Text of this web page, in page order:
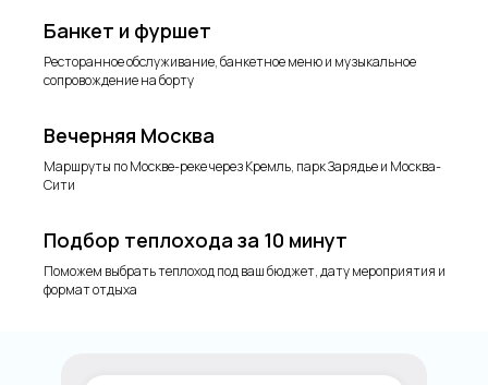
Банкет и фуршет
Ресторанное обслуживание, банкетное меню и музыкальное
сопровождение на борту
Вечерняя Москва
Маршруты по Москве-реке через Кремль, парк Зарядье и Москва-
Сити
Подбор теплохода за 10 минут
Поможем выбрать теплоход под ваш бюджет, дату мероприятия и
формат отдыха